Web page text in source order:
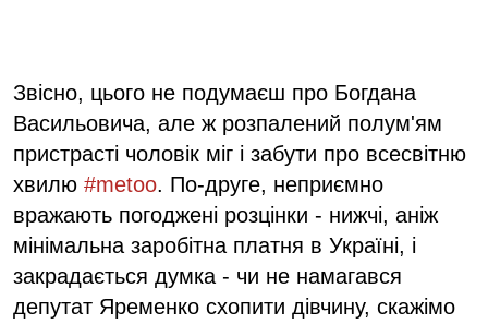
Звісно, цього не подумаєш про Богдана
Васильовича, але ж розпалений полум'ям
пристрасті чоловік міг і забути про всесвітню
хвилю #metoo. По-друге, неприємно
вражають погоджені розцінки - нижчі, аніж
мінімальна заробітна платня в Україні, і
закрадається думка - чи не намагався
депутат Яременко схопити дівчину, скажімо